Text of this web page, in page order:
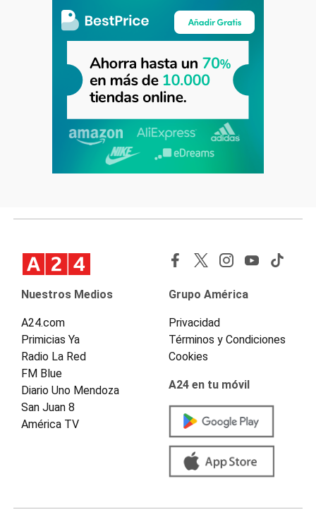
Nuestros Medios
A24.com
Primicias Ya
Radio La Red
FM Blue
Diario Uno Mendoza
San Juan 8
América TV
Grupo América
Privacidad
Términos y Condiciones
Cookies
A24 en tu móvil